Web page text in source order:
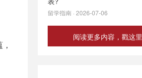
留学指南 · 2026-07-06
阅读更多内容，戳这里